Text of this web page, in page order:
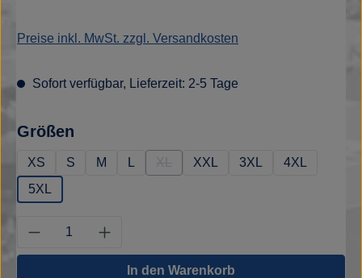
Preise inkl. MwSt. zzgl. Versandkosten
Sofort verfügbar, Lieferzeit: 2-5 Tage
Größen
XS S M L
(Diese Option ist zurzeit nicht
XXL 3XL
4XL
5XL
Produkt Anzahl: Gib den gewünschten
In den Warenkorb